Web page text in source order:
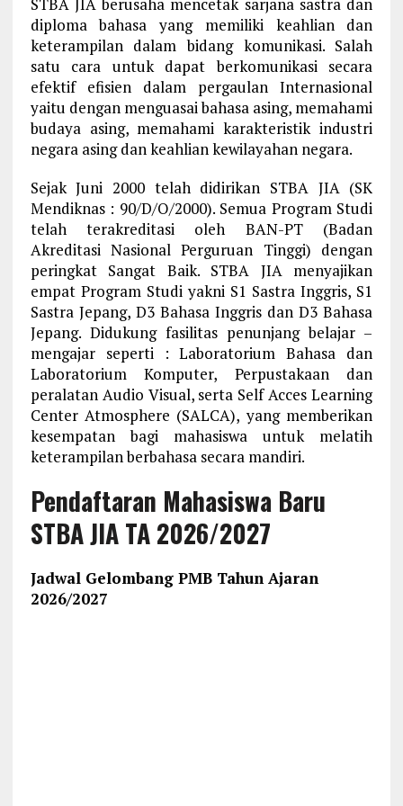
STBA JIA berusaha mencetak sarjana sastra dan
diploma bahasa yang memiliki keahlian dan
keterampilan dalam bidang komunikasi. Salah
satu cara untuk dapat berkomunikasi secara
efektif efisien dalam pergaulan Internasional
yaitu dengan menguasai bahasa asing, memahami
budaya asing, memahami karakteristik industri
negara asing dan keahlian kewilayahan negara.
Sejak Juni 2000 telah didirikan STBA JIA (SK
Mendiknas : 90/D/O/2000). Semua Program Studi
telah terakreditasi oleh BAN-PT (Badan
Akreditasi Nasional Perguruan Tinggi) dengan
peringkat Sangat Baik. STBA JIA menyajikan
empat Program Studi yakni S1 Sastra Inggris, S1
Sastra Jepang, D3 Bahasa Inggris dan D3 Bahasa
Jepang. Didukung fasilitas penunjang belajar –
mengajar seperti : Laboratorium Bahasa dan
Laboratorium Komputer, Perpustakaan dan
peralatan Audio Visual, serta Self Acces Learning
Center Atmosphere (SALCA), yang memberikan
kesempatan bagi mahasiswa untuk melatih
keterampilan berbahasa secara mandiri.
Pendaftaran Mahasiswa Baru
STBA JIA TA 2026/2027
Jadwal Gelombang PMB Tahun Ajaran
2026/2027